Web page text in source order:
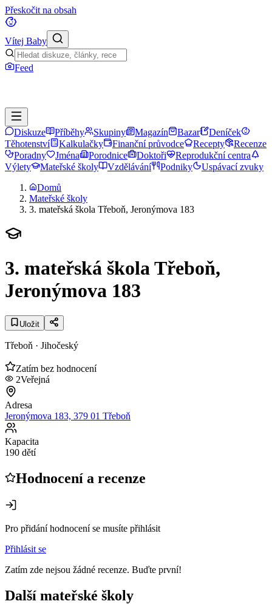
Přeskočit na obsah
Vítej Baby
Feed
Diskuze Příběhy Skupiny Magazín Bazar
Deníček
Těhotenství
Kalkulačky Finanční průvodce Recepty
Recenze
Poradny
Jména Porodnice Doktoři
Reprodukční centra
Výlety
Mateřské školy Vzdělávání Podniky
Uspávací zvuky
Domů
Mateřské školy
3. mateřská škola Třeboň, Jeronýmova 183
3. mateřská škola Třeboň,
Jeronýmova 183
Uložit
Třeboň · Jihočeský
Zatím bez hodnocení
2Veřejná
Adresa
Jeronýmova 183, 379 01 Třeboň
Kapacita
190 dětí
Hodnocení a recenze
Pro přidání hodnocení se musíte přihlásit
Přihlásit se
Zatím zde nejsou žádné recenze. Buďte první!
Další mateřské školy